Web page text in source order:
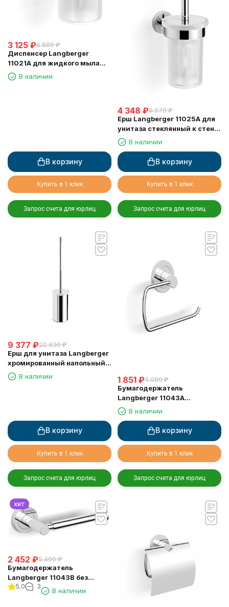
3 125 ₽6 880 ₽
Диспенсер Langberger
11021A для жидкого мыла
стеклянный к стене круглый
В наличии
В корзину
Купить в 1 клик
Запрос счета для юрлиц
4 348 ₽9 570 ₽
Ерш Langberger 11025A для
унитаза стеклянный к стене
круглый
В наличии
В корзину
Купить в 1 клик
Запрос счета для юрлиц
9 377 ₽20 630 ₽
Ерш для унитаза Langberger
хромированный напольный
23027BВ наличии
В корзину
Купить в 1 клик
Запрос счета для юрлиц
1 851 ₽4 080 ₽
Бумагодержатель
Langberger 11043A
туалетной бумаги без
крышки квадратный
В наличии
В корзину
Купить в 1 клик
Запрос счета для юрлиц
хит
2 452 ₽5 400 ₽
Бумагодержатель
Langberger 11043B без
крышки выдвижной
5.0 3
В наличии